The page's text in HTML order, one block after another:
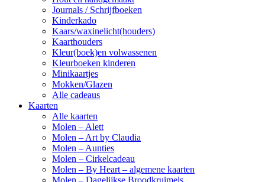
Journals / Schrijfboeken
Kinderkado
Kaars/waxinelicht(houders)
Kaarthouders
Kleur(boek)en volwassenen
Kleurboeken kinderen
Minikaartjes
Mokken/Glazen
Alle cadeaus
Kaarten
Alle kaarten
Molen – Alett
Molen – Art by Claudia
Molen – Aunties
Molen – Cirkelcadeau
Molen – By Heart – algemene kaarten
Molen – Dagelijkse Broodkruimels